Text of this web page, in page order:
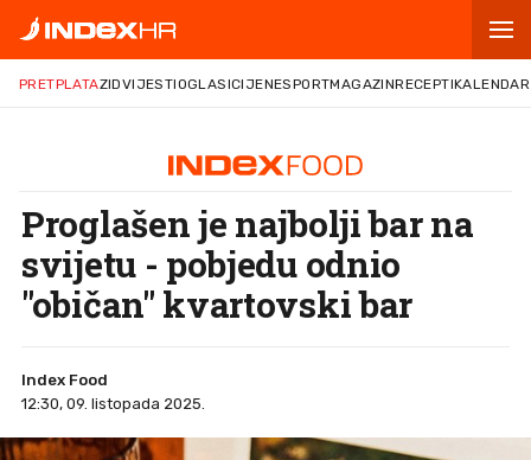
PRETPLATAZIDVIJESTIOGLASICIJENESPORTMAGAZINRECEPTIKALENDAR
Proglašen je najbolji bar na
svijetu - pobjedu odnio
"običan" kvartovski bar
Index Food
12:30, 09. listopada 2025.